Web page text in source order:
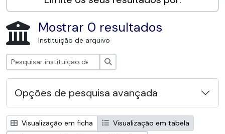
Mostrar 0 resultados
Instituição de arquivo
Opções de pesquisa avançada
Visualização em ficha
Visualização em tabela